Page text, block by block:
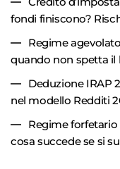
fondi finiscono?
Regime
quando non spetta il
Deduzione IRAP
nel modello Redditi
Regime
cosa succede se si